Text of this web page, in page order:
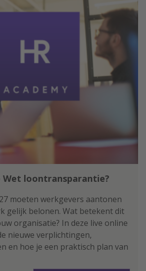
Wet loontransparantie?
moeten werkgevers aantonen
gelijk belonen. Wat betekent dit
organisatie? In deze live online
nieuwe verplichtingen,
en hoe je een praktisch plan van